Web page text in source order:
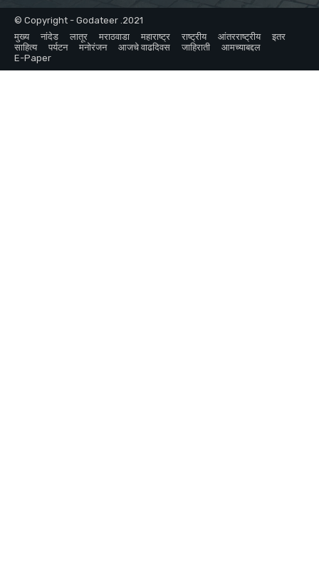
© Copyright - Godateer .2021
मुख्य
नांदेड लातूर मराठवाडा महाराष्ट्र राष्ट्रीय आंतरराष्ट्रीय
इतर
साहित्य
पर्यटन मनोरंजन आजचे वाढदिवस जाहिराती
आमच्याबद्दल
E-Paper